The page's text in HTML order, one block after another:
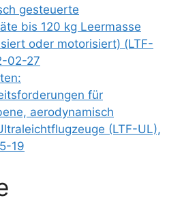
gesteuerte
bis 120 kg Leermasse
oder motorisiert) (LTF-
02-27
für
aerodynamisch
(LTF-UL),
19